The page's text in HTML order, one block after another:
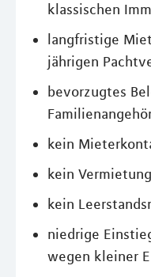
klassischen
langfristige
jährigen
bevorzugtes
kein
kein
kein
niedrige
wegen kleiner